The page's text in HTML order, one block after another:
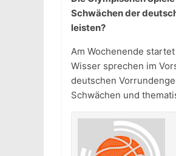
Schwächen der
leisten?
Am Wochenende
Wisser sprechen im
deutschen
Schwächen und